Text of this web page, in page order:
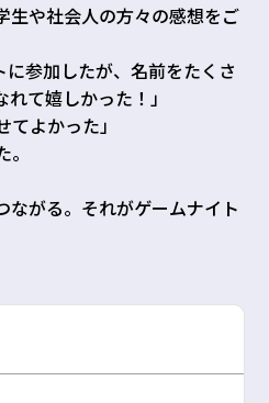
生や社会人の方々の感想をご
に参加したが、名前をたくさ
て嬉しかった！」
てよかった」
ながる。それがゲームナイト